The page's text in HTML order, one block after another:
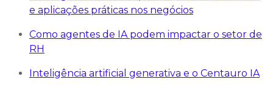
e aplicações práticas nos negócios
Como agentes de IA podem impactar o setor de
RH
Inteligência artificial generativa e o Centauro IA